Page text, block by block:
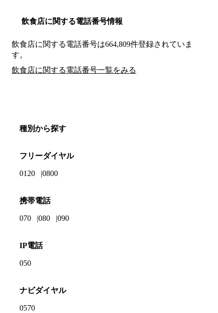
飲食店に関する電話番号情報
飲食店に関する電話番号は664,809件登録されていま
す。
飲食店に関する電話番号一覧をみる
種別から探す
フリーダイヤル
0120 0800
携帯電話
070 080 090
IP電話
050
ナビダイヤル
0570